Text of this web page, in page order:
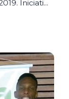
Iniciati...